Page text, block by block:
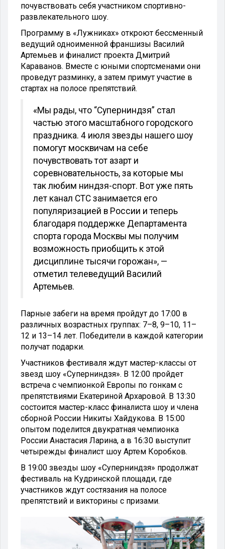
почувствовать себя участником спортивно-
развлекательного шоу.
Программу в «Лужниках» откроют бессменный
ведущий одноименной франшизы Василий
Артемьев и финалист проекта Дмитрий
Караванов. Вместе с юными спортсменами они
проведут разминку, а затем примут участие в
стартах на полосе препятствий.
«Мы рады, что “Суперниндзя” стал
частью этого масштабного городского
праздника. 4 июля звезды нашего шоу
помогут москвичам на себе
почувствовать тот азарт и
соревновательность, за которые мы
так любим ниндзя-спорт. Вот уже пять
лет канал СТС занимается его
популяризацией в России и теперь
благодаря поддержке Департамента
спорта города Москвы мы получим
возможность приобщить к этой
дисциплине тысячи горожан», —
отметил телеведущий Василий
Артемьев.
Парные забеги на время пройдут до 17:00 в
различных возрастных группах: 7–8, 9–10, 11–
12 и 13–14 лет. Победители в каждой категории
получат подарки.
Участников фестиваля ждут мастер-классы от
звезд шоу «Суперниндзя». В 12:00 пройдет
встреча с чемпионкой Европы по гонкам с
препятствиями Екатериной Архаровой. В 13:30
состоится мастер-класс финалиста шоу и члена
сборной России Никиты Хайдукова. В 15:00
опытом поделится двукратная чемпионка
России Анастасия Ларина, а в 16:30 выступит
четырежды финалист шоу Артем Коробков.
В 19:00 звезды шоу «Суперниндзя» продолжат
фестиваль на Кудринской площади, где
участников ждут состязания на полосе
препятствий и викторины с призами.